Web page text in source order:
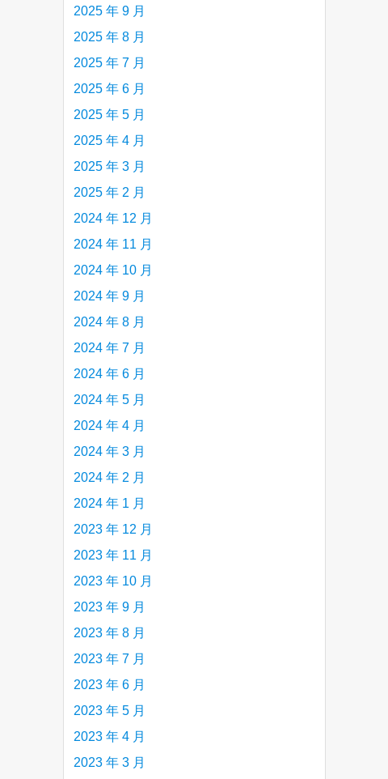
2025 年 9 月
2025 年 8 月
2025 年 7 月
2025 年 6 月
2025 年 5 月
2025 年 4 月
2025 年 3 月
2025 年 2 月
2024 年 12 月
2024 年 11 月
2024 年 10 月
2024 年 9 月
2024 年 8 月
2024 年 7 月
2024 年 6 月
2024 年 5 月
2024 年 4 月
2024 年 3 月
2024 年 2 月
2024 年 1 月
2023 年 12 月
2023 年 11 月
2023 年 10 月
2023 年 9 月
2023 年 8 月
2023 年 7 月
2023 年 6 月
2023 年 5 月
2023 年 4 月
2023 年 3 月